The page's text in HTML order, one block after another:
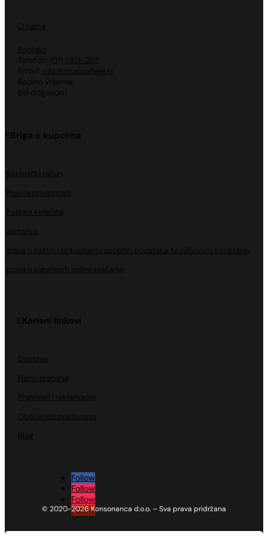
O nama
Kontakt
Telefon: (01) 2921-253
Email: info@musicwheel.hr
Radno vrijeme:
po dogovoru
Briga o kupcima
Korisnički račun
Pravila privatnosti
Politika kolačića
Jamstvo
Izjava o zaštiti i prikupljanju osobnih podataka, te njihovom korištenju
Izjava o sigurnosti online plaćanja
Korisni linkovi
Dostava
Način plaćanja
Prigovori i reklamacije
Opći uvjeti poslovanja
Blog
Follow
Follow
Follow
Follow
© 2020-2026 Konsonanca d.o.o. – Sva prava pridržana